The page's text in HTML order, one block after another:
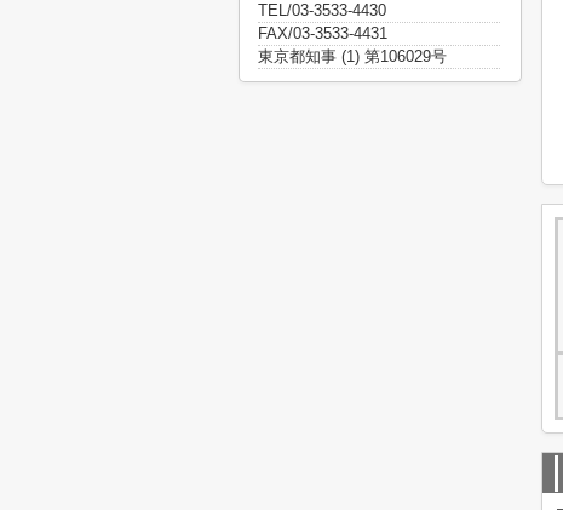
TEL/03-3533-4430
FAX/03-3533-4431
東京都知事 (1) 第106029号